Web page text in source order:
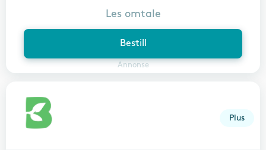
Bestill
Annonse
Les omtale
Plus